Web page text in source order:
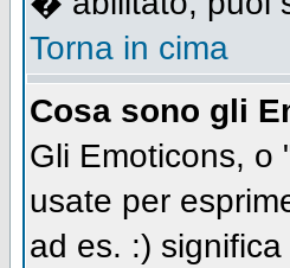
Torna in cima
Cosa sono gli
Gli Emoticons, o
usate per
ad es. :)